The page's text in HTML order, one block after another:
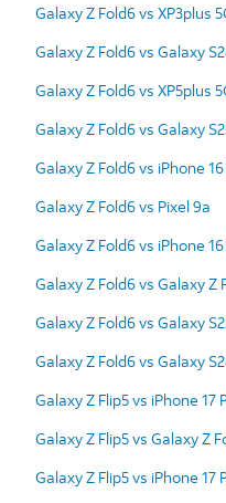
Galaxy Z Fold6 vs XP3plus
Galaxy Z Fold6 vs Galaxy
Galaxy Z Fold6 vs XP5plus
Galaxy Z Fold6 vs Galaxy
Galaxy Z Fold6 vs iPhone
Galaxy Z Fold6 vs Pixel 9a
Galaxy Z Fold6 vs iPhone
Galaxy Z Fold6 vs Galaxy Z
Galaxy Z Fold6 vs Galaxy
Galaxy Z Fold6 vs Galaxy
Galaxy Z Flip5 vs iPhone 17
Galaxy Z Flip5 vs Galaxy Z
Galaxy Z Flip5 vs iPhone 17